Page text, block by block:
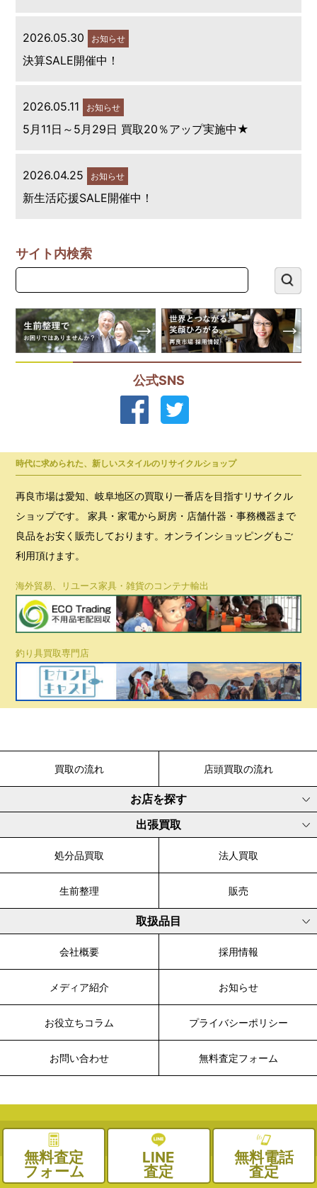
2026.05.30 お知らせ
決算SALE開催中！
2026.05.11 お知らせ
5月11日～5月29日 買取20％アップ実施中★
2026.04.25 お知らせ
新生活応援SALE開催中！
サイト内検索
公式SNS
無料査定
フォーム
LINE
査定
無料電話
査定
時代に求められた、新しいスタイルのリサイクルショップ
再良市場は愛知、岐阜地区の買取り一番店を目指すリサイクル
ショップです。 家具・家電から厨房・店舗什器・事務機器まで
良品をお安く販売しております。オンラインショッピングもご
利用頂けます。
海外貿易、リユース家具・雑貨のコンテナ輸出
釣り具買取専門店
買取の流れ 店頭買取の流れ
お店を探す
出張買取
処分品買取 法人買取
生前整理 販売
取扱品目
会社概要 採用情報
メディア紹介 お知らせ
お役立ちコラム プライバシーポリシー
お問い合わせ 無料査定フォーム
© 2003-2026 WALK, All Rights Reserved.